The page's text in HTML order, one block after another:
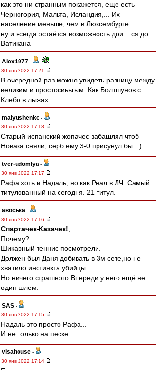
как это ни странным покажется, еще есть
Черногория, Мальта, Исландия,... Их
население меньше, чем в Люксембурге
ну и всегда остаётся возможность дои....ся до
Ватикана
Alex1977 -
30 янв 2022 17:21
В очередной раз можно увидеть разницу между
великим и простосиььгым. Как Болтшунов с
Клебо в лыжах.
malyushenko -
30 янв 2022 17:18
Старый испанский жопачес забашлял чтоб
Новака сняли, серб ему 3-0 присунул бы…)
tver-udomlya -
30 янв 2022 17:17
Рафа хоть и Надаль, но как Реал в ЛЧ. Самый
титулованный на сегодня. 21 титул.
авоська -
30 янв 2022 17:16
Спартачек-Казачек!
Почему?
Шикарный теннис посмотрели.
Должен был Даня добивать в 3м сете,но не
хватило инстинкта убийцы.
Но ничего страшного.Впереди у него ещё не
один шлем.
SAS -
30 янв 2022 17:15
Надаль это просто Рафа...
И не только на песке
visahouse -
30 янв 2022 17:14